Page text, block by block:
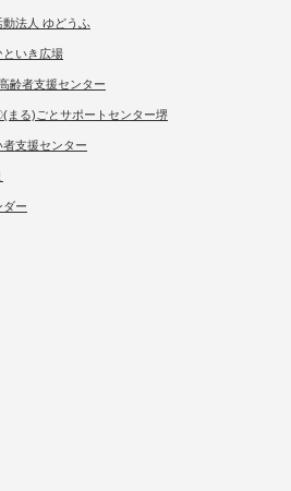
法人 ゆどうふ
いき広場
齢者支援センター
まる)ごとサポートセンター堺
支援センター
ダー